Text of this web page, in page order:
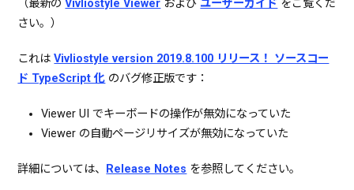
（最新のVivliostyle Viewer および ユーザーガイド をご覧くだ
さい。）
これはVivliostyle version 2019.8.100 リリース！ ソースコー
ド TypeScript 化 のバグ修正版です：
Viewer UI でキーボードの操作が無効になっていた
Viewer の自動ページリサイズが無効になっていた
詳細については、 Release Notes を参照してください。